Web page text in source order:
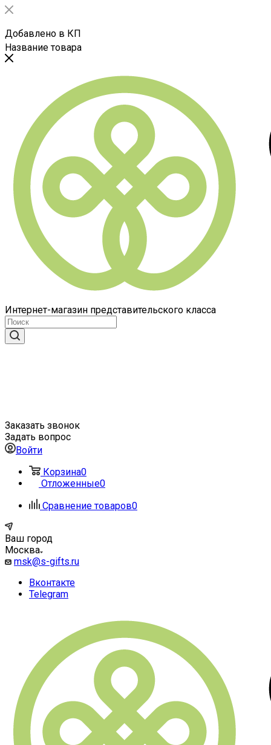
Добавлено в КП
Название товара
Интернет-магазин представительского класса
Заказать звонок
Задать вопрос
Войти
Корзина0
Отложенные0
Сравнение товаров0
Ваш город
Москва
msk@s-gifts.ru
Вконтакте
Telegram